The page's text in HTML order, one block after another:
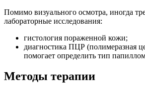
Помимо визуального осмотра, иногда
лабораторные исследования:
гистология пораженной кожи;
диагностика ПЦР (полимеразная
помогает определить тип
Методы терапии